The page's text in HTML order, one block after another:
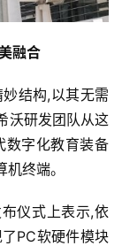
融合
结构,以其无需
沃研发团队从这
数字化教育装备
终端。
仪式上表示,依
PC软硬件模块